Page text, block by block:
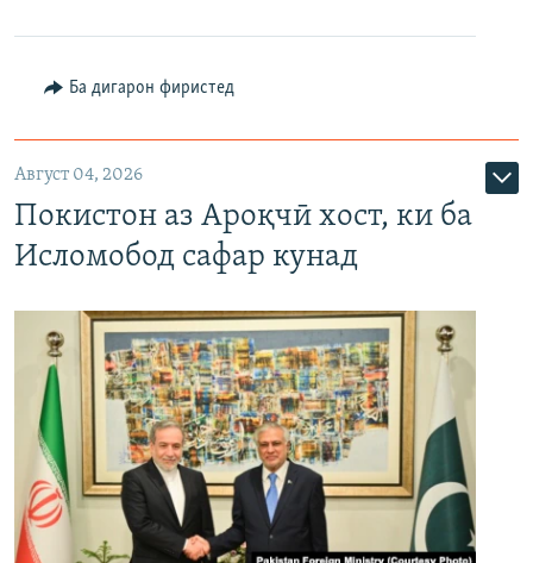
Ба дигарон фиристед
Август 04, 2026
Покистон аз Ароқчӣ хост, ки ба
Исломобод сафар кунад